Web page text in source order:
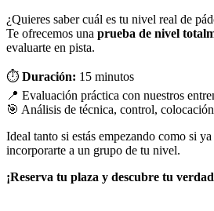
¿Quieres saber cuál es tu nivel real de
Te ofrecemos una prueba de nivel
evaluarte en pista.
⏱ Duración: 15 minutos
📍 Evaluación práctica con nuestros
🎯 Análisis de técnica, control,
Ideal tanto si estás empezando como si
incorporarte a un grupo de tu nivel.
¡Reserva tu plaza y descubre tu